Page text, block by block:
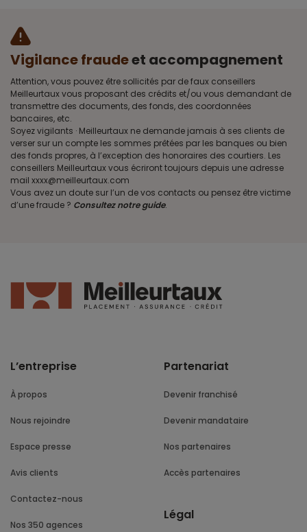
Vigilance fraudeet accompagnement
Attention, vous pouvez être sollicités par de faux conseillers
Meilleurtaux vous proposant des crédits et/ou vous demandant de
transmettre des documents, des fonds, des coordonnées
bancaires, etc.
Soyez vigilants · Meilleurtaux ne demande jamais à ses clients de
verser sur un compte les sommes prêtées par les banques ou bien
des fonds propres, à l’exception des honoraires des courtiers. Les
conseillers Meilleurtaux vous écriront toujours depuis une adresse
mail xxxx@meilleurtaux.com
Vous avez un doute sur l’un de vos contacts ou pensez être victime
d’une fraude ? Consultez notre guide.
L’entreprise
À propos
Nous rejoindre
Espace presse
Avis clients
Contactez-nous
Nos 350 agences
Partenariat
Devenir franchisé
Devenir mandataire
Nos partenaires
Accès partenaires
Légal